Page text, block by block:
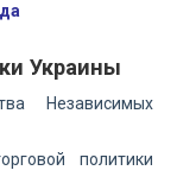
Украины
Независимых
политики